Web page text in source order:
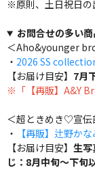
※原則、土日祝日の
お問合せの多い
＜Aho&younger
・ 2026 SS
【お届け目安】 7月
※「【再販】A&Y
＜超ときめき♡宣伝
・
【再販】辻野か
【お届け目安】 生写
じ：8月中旬～下旬